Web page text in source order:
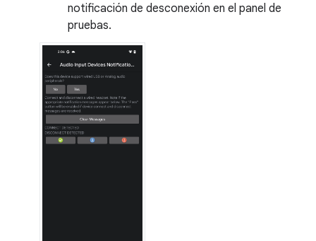
notificación de desconexión en el panel de
pruebas.